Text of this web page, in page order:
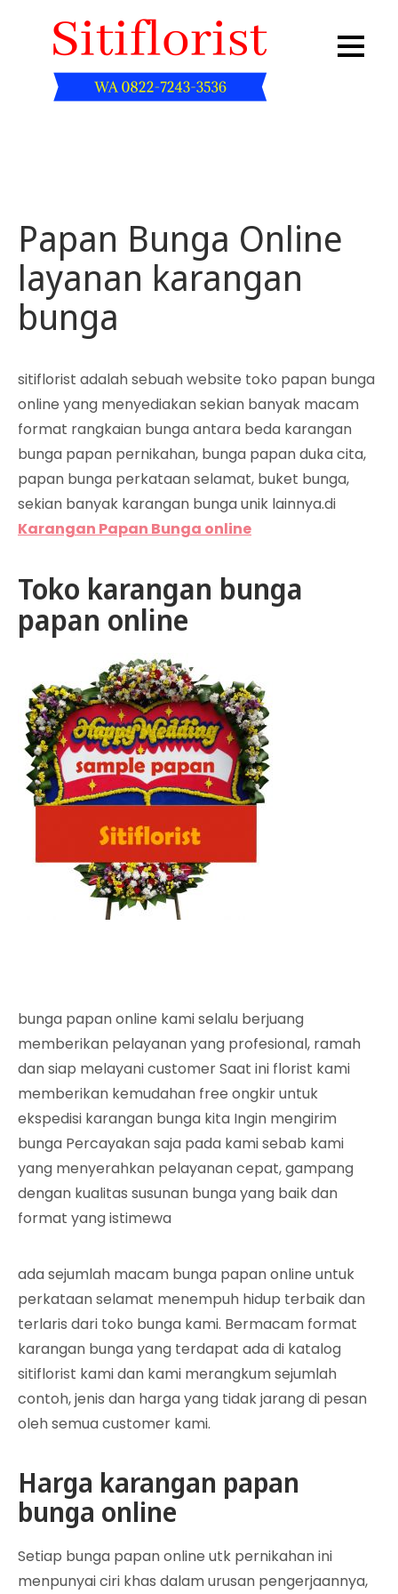
content
Papan Bunga Online
layanan karangan
bunga
sitiflorist adalah sebuah website toko papan bunga
online yang menyediakan sekian banyak macam
format rangkaian bunga antara beda karangan
bunga papan pernikahan, bunga papan duka cita,
papan bunga perkataan selamat, buket bunga,
sekian banyak karangan bunga unik lainnya.di
Karangan Papan Bunga online
Toko karangan bunga
papan online
bunga papan online kami selalu berjuang
memberikan pelayanan yang profesional, ramah
dan siap melayani customer Saat ini florist kami
memberikan kemudahan free ongkir untuk
ekspedisi karangan bunga kita Ingin mengirim
bunga Percayakan saja pada kami sebab kami
yang menyerahkan pelayanan cepat, gampang
dengan kualitas susunan bunga yang baik dan
format yang istimewa
ada sejumlah macam bunga papan online untuk
perkataan selamat menempuh hidup terbaik dan
terlaris dari toko bunga kami. Bermacam format
karangan bunga yang terdapat ada di katalog
sitiflorist kami dan kami merangkum sejumlah
contoh, jenis dan harga yang tidak jarang di pesan
oleh semua customer kami.
Harga karangan papan
bunga online
Setiap bunga papan online utk pernikahan ini
menpunyai ciri khas dalam urusan pengerjaannya,